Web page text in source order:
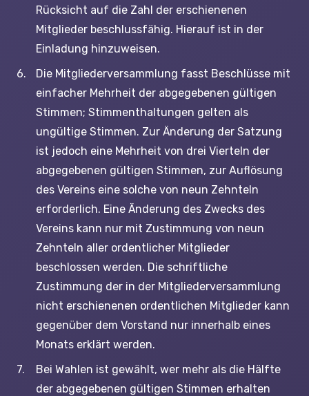
Rücksicht auf die Zahl der erschienenen
Mitglieder beschlussfähig. Hierauf ist in der
Einladung hinzuweisen.
Die Mitgliederversammlung fasst Beschlüsse mit
einfacher Mehrheit der abgegebenen gültigen
Stimmen; Stimmenthaltungen gelten als
ungültige Stimmen. Zur Änderung der Satzung
ist jedoch eine Mehrheit von drei Vierteln der
abgegebenen gültigen Stimmen, zur Auflösung
des Vereins eine solche von neun Zehnteln
erforderlich. Eine Änderung des Zwecks des
Vereins kann nur mit Zustimmung von neun
Zehnteln aller ordentlicher Mitglieder
beschlossen werden. Die schriftliche
Zustimmung der in der Mitgliederversammlung
nicht erschienenen ordentlichen Mitglieder kann
gegenüber dem Vorstand nur innerhalb eines
Monats erklärt werden.
Bei Wahlen ist gewählt, wer mehr als die Hälfte
der abgegebenen gültigen Stimmen erhalten